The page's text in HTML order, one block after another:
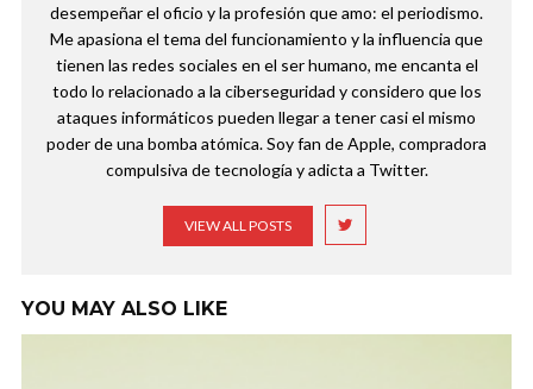
desempeñar el oficio y la profesión que amo: el periodismo.
Me apasiona el tema del funcionamiento y la influencia que
tienen las redes sociales en el ser humano, me encanta el
todo lo relacionado a la ciberseguridad y considero que los
ataques informáticos pueden llegar a tener casi el mismo
poder de una bomba atómica. Soy fan de Apple, compradora
compulsiva de tecnología y adicta a Twitter.
VIEW ALL POSTS
YOU MAY ALSO LIKE